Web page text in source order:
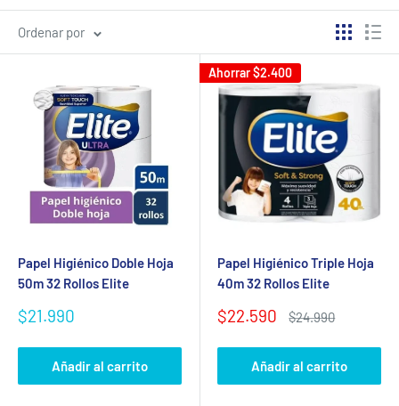
Ordenar por
Papel Higiénico Doble Hoja
50m 32 Rollos Elite
Precio
venta
$21.990
Añadir al carrito
Ahorrar$2.400
Papel Higiénico Triple Hoja
40m 32 Rollos Elite
Precio
venta
$22.590
Precio
$24.990
Añadir al carrito